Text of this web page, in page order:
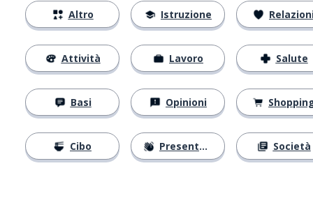
Altro
Attività
Basi
Cibo
Istruzione
Lavoro
Opinioni
Presentarsi
Salute
Società